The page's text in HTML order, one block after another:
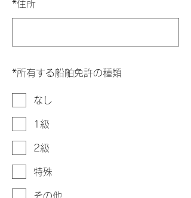
*住所
*所有する船舶免許の種類
なし
1級
2級
特殊
その他